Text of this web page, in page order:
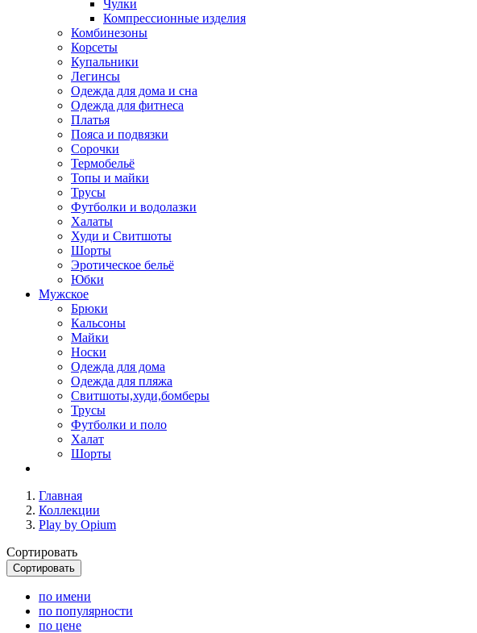
Чулки
Компрессионные изделия
Комбинезоны
Корсеты
Купальники
Легинсы
Одежда для дома и сна
Одежда для фитнеса
Платья
Пояса и подвязки
Сорочки
Термобельё
Топы и майки
Трусы
Футболки и водолазки
Халаты
Худи и Свитшоты
Шорты
Эротическое бельё
Юбки
Мужское
Брюки
Кальсоны
Майки
Носки
Одежда для дома
Одежда для пляжа
Свитшоты,худи,бомберы
Трусы
Футболки и поло
Халат
Шорты
Главная
Коллекции
Play by Opium
Сортировать
Сортировать
по имени
по популярности
по цене